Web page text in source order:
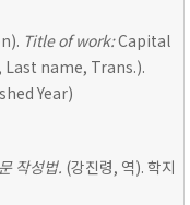
Title of work:Capital
name, Trans.).
Year)
작성법. (강진령, 역). 학지